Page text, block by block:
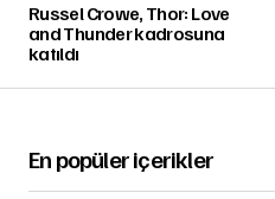
Russel Crowe, Thor: Love
and Thunder kadrosuna
katıldı
En popüler içerikler